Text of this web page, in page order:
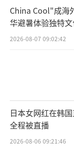
China Cool"成海
华避暑体验独特
2026-08-07 09:02:42
日本女网红在韩
全程被直播
2026-08-06 09:21:46